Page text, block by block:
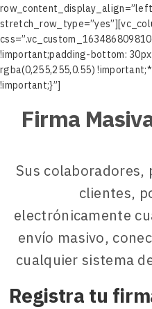
!important;padding-bottom:
rgba(0,255,255,0.55)
!important;}”]
Firma
Sus colaboradores,
clientes,
electrónicamente
envío masivo,
cualquier sistema
Registra tu